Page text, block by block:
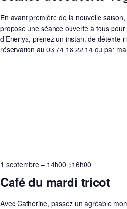
En avant première de la nouvelle
propose une séance ouverte à tous
d’Enerlya, prenez un instant de détente
réservation au 03 74 18 22 14 ou par
Café du mardi tricot
1 septembre – 14h00 >16h00
Avec Catherine, passez un agréable